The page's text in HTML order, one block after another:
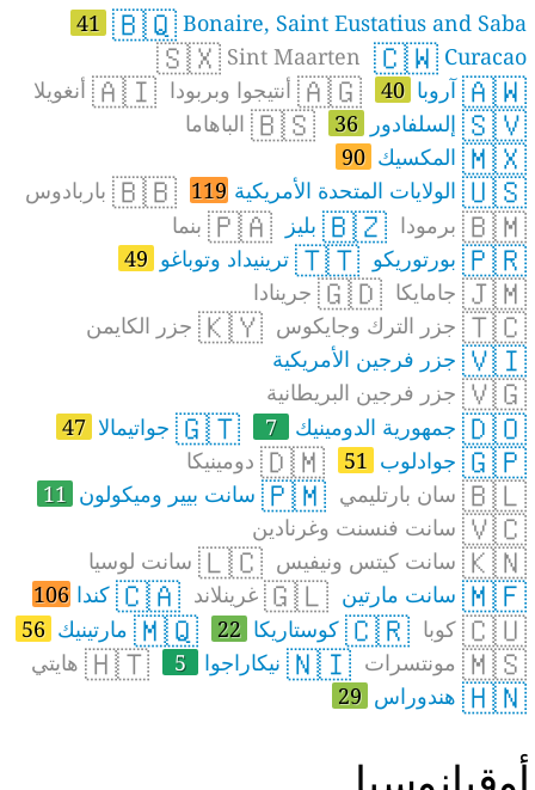
🇧🇶 Bonaire, Saint Eustatius and Saba
41
🇨🇼 Curacao
🇸🇽 Sint Maarten
🇦🇼آروبا 40
🇦🇬أنتيجوا وبربودا 🇦🇮أنغويلا
🇸🇻إلسلفادور 36
🇧🇸الباهاما
🇲🇽المكسيك 90
🇺🇸الولايات المتحدة الأمريكية 119
🇧🇧باربادوس
🇧🇲برمودا 🇧🇿بليز 🇵🇦بنما
🇵🇷بورتوريكو 🇹🇹ترينيداد وتوباغو 49
🇯🇲جامايكا 🇬🇩جرينادا
🇹🇨جزر الترك وجايكوس 🇰🇾جزر الكايمن
🇻🇮جزر فرجين الأمريكية
🇻🇬جزر فرجين البريطانية
🇩🇴جمهورية الدومينيك 7
🇬🇹جواتيمالا 47
🇬🇵جوادلوب 51
🇩🇲دومينيكا
🇧🇱سان بارتليمي 🇵🇲سانت بيير وميكولون 11
🇻🇨سانت فنسنت وغرنادين
🇰🇳سانت كيتس ونيفيس 🇱🇨سانت لوسيا
🇲🇫سانت مارتين 🇬🇱غرينلاند 🇨🇦كندا 106
🇨🇺كوبا 🇨🇷كوستاريكا 22
🇲🇶مارتينيك 56
🇲🇸مونتسرات 🇳🇮نيكاراجوا 5
🇭🇹هايتي
🇭🇳هندوراس 29